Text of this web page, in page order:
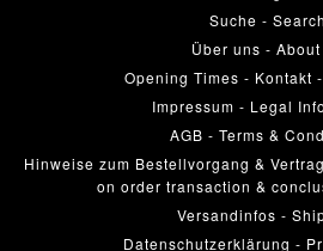
Suche - Search
Über uns - About
Opening Times - Kontakt
Impressum - Legal
AGB - Terms &
Hinweise zum Bestellvorgang &
on order transaction &
Versandinfos -
Datenschutzerklärung -